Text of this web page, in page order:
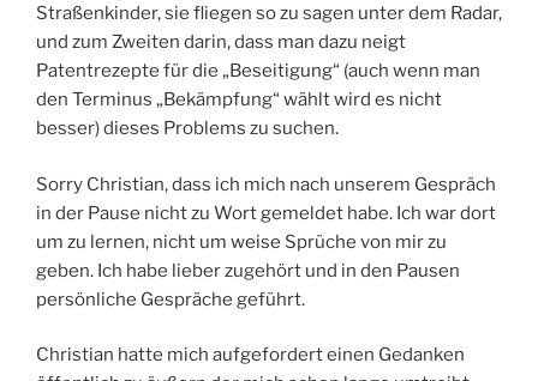
Straßenkinder, sie fliegen so zu sagen unter dem Radar,
und zum Zweiten darin, dass man dazu neigt
Patentrezepte für die „Beseitigung“ (auch wenn man
den Terminus „Bekämpfung“ wählt wird es nicht
besser) dieses Problems zu suchen.
Sorry Christian, dass ich mich nach unserem Gespräch
in der Pause nicht zu Wort gemeldet habe. Ich war dort
um zu lernen, nicht um weise Sprüche von mir zu
geben. Ich habe lieber zugehört und in den Pausen
persönliche Gespräche geführt.
Christian hatte mich aufgefordert einen Gedanken